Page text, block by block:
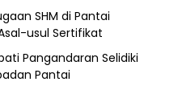
SHM di Pantai
usul Sertifikat
Pangandaran Selidiki
Pantai